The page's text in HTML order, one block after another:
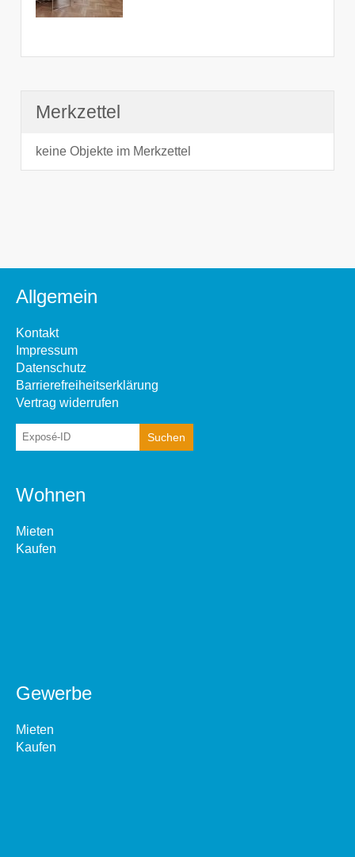
Merkzettel
keine Objekte im Merkzettel
Allgemein
Kontakt
Impressum
Datenschutz
Barrierefreiheitserklärung
Vertrag widerrufen
Wohnen
Mieten
Kaufen
Gewerbe
Mieten
Kaufen